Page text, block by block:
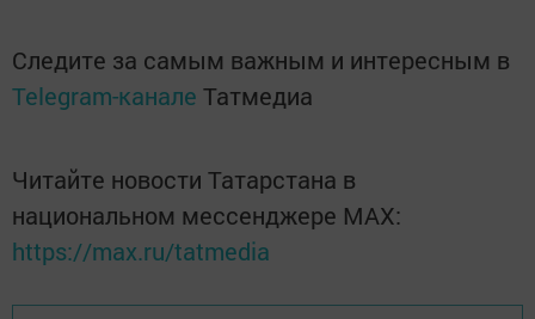
Следите за самым важным и интересным в
Telegram-канале Татмедиа
Читайте новости Татарстана в
национальном мессенджере MАХ:
https://max.ru/tatmedia